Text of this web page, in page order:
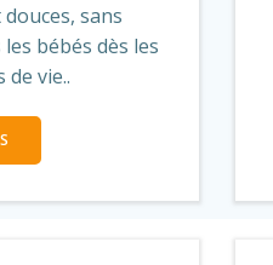
sans
bébés dès les
vie..